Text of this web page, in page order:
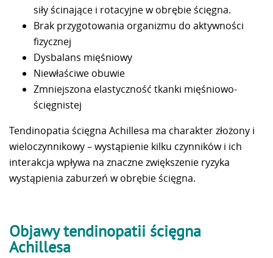
siły ścinające i rotacyjne w obrębie ścięgna.
Brak przygotowania organizmu do aktywności
fizycznej
Dysbalans mięśniowy
Niewłaściwe obuwie
Zmniejszona elastyczność tkanki mięśniowo-
ścięgnistej
Tendinopatia ścięgna Achillesa ma charakter złożony i
wieloczynnikowy – wystąpienie kilku czynników i ich
interakcja wpływa na znaczne zwiększenie ryzyka
wystąpienia zaburzeń w obrębie ścięgna.
Objawy tendinopatii ścięgna
Achillesa